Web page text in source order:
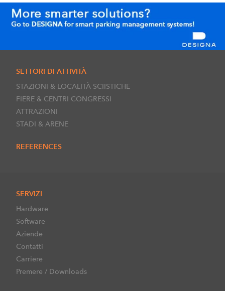
SETTORI DI ATTIVITÀ
STAZIONI & LOCALITÀ SCIISTICHE
FIERE & CENTRI CONGRESSI
ATTRAZIONI
STADI & ARENE
REFERENCES
SERVIZI
Hardware
Software
Aziende
Contatti
Carriere
Premere / Downloads